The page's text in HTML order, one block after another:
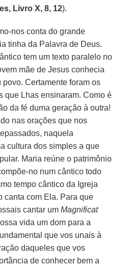
Livro X, 8, 12).
nos conta do grande
tinha da Palavra de Deus.
tem um texto paralelo no
mãe de Jesus conhecia
povo. Certamente foram os
que Lhas ensinaram. Como é
da fé duma geração à outra!
nas orações que nos
naquela
cultura dos simples a que
Maria reúne o patrimônio
no num cântico todo
tempo cântico da Igreja
canta com Ela. Para que
cantar umMagnificat
vida um dom para a
que vos unais à
daqueles que vos
de conhecer bem a